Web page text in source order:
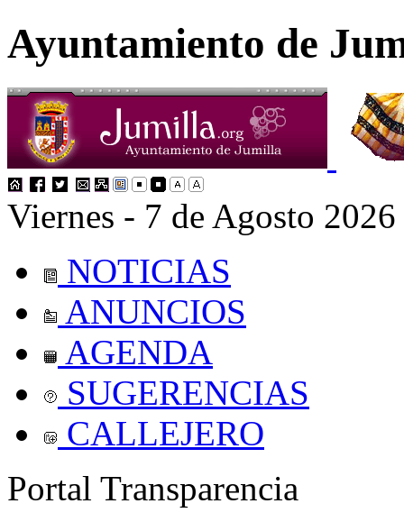
Ayuntamiento de
Viernes - 7 de Agosto 2026
NOTICIAS
ANUNCIOS
AGENDA
SUGERENCIAS
CALLEJERO
Portal Transparencia